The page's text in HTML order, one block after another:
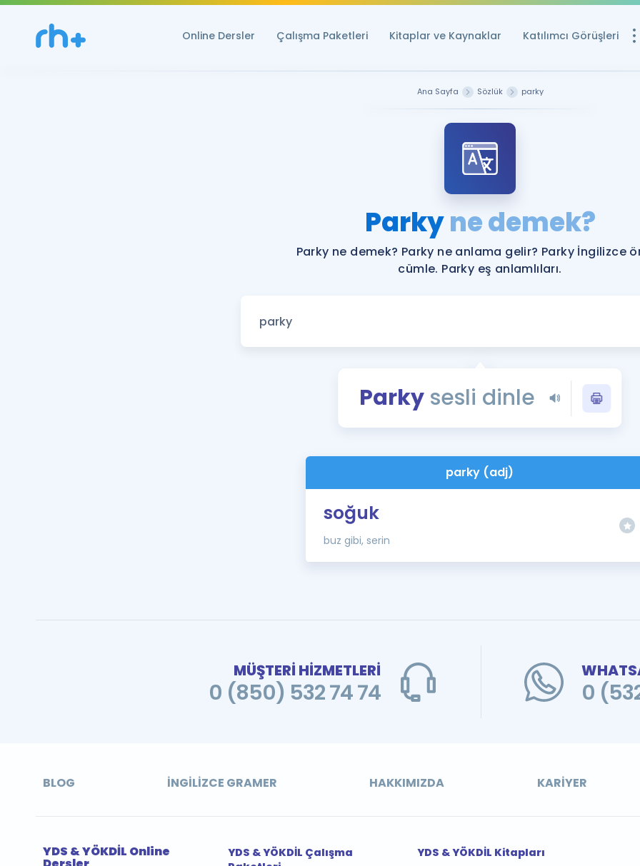
Online Dersler Çalışma Paketleri Kitaplar ve Kaynaklar Katılımcı Görüşleri
YDS ve YÖKDİL
Rehberlik Aracı
YDS ve YÖKDİL'e
Tüm ÖSYM
YDS - YÖKDİL
İngilizce Gramer
Ana Sayfa Sözlük parky
Parkyne demek?
Parky ne demek? Parky ne anlama gelir? Parky İngilizce
cümle. Parky eş anlamlıları.
Parky sesli dinle
parky (adj)
soğuk
buz gibi, serin
MÜŞTERİ HİZMETLERİ
0 (850) 532 74 74 0
BLOG İNGILIZCE GRAMER HAKKIMIZDA KARIYER
YDS & YÖKDİL Online
YDS & YÖKDİL Çalışma
YDS & YÖKDİL Kitapları